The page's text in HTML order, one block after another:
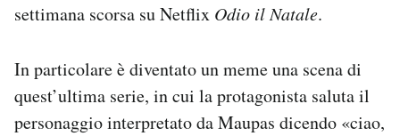
settimana scorsa su Netflix Odio il Natale.
In particolare è diventato un meme una scena di
quest’ultima serie, in cui la protagonista saluta il
personaggio interpretato da Maupas dicendo «ciao,